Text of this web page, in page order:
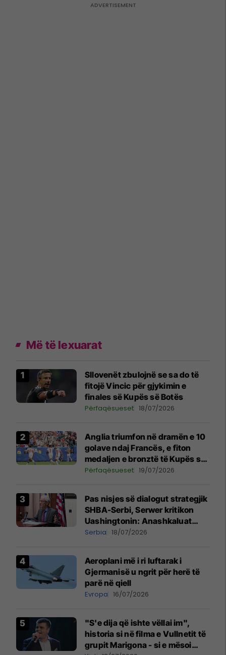
Më të lexuarat
Sllovenët zbulojnë se sa do të
fitojë Vincic për gjykimin e
finales së Kupës së Botës
Përfaqësueset 18/07/2026
Anglia triumfon në dramën e 10
golave ndaj Francës, e fiton
medaljen e bronztë të Kupës së
Botës
Përfaqësueset 19/07/2026
Pas nisjes së dialogut strategjik
SHBA-Serbi, Serwer kritikon
Uashingtonin: Anashkaluat
Banjskën, sulmin ndaj KFOR-it
Serbia 18/07/2026
Aeroplani më i ri luftarak i
Gjermanisë u ngrit për herë të
parë në qiell
Evropa 16/07/2026
"S'e dija që ishte vëllai im",
historia si në filma e Vullnetit të
grupit Marigona - si e mësoi